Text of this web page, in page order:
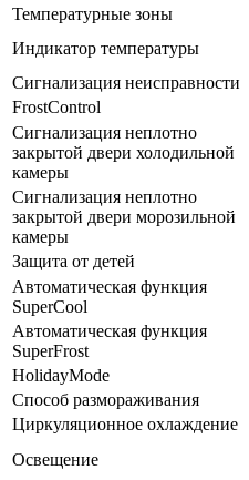
Температурные зоны
Индикатор температуры
Сигнализация неисправности
FrostControl
Сигнализация неплотно
закрытой двери холодильной
камеры
Сигнализация неплотно
закрытой двери морозильной
камеры
Защита от детей
Автоматическая функция
SuperСool
Автоматическая функция
SuperFrost
HolidayMode
Способ размораживания
Циркуляционное охлаждение
Освещение